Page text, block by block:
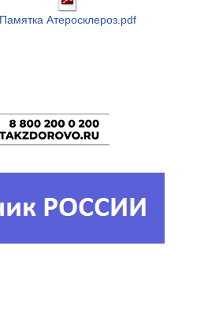
Памятка Атеросклероз.pdf